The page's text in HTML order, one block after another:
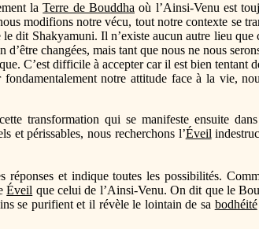
laTerre de Bouddha où l’Ainsi-Venu est
modifions notre vécu, tout notre contexte se
dit Shakyamuni. Il n’existe aucun autre lieu que
changées, mais tant que nous ne nous
C’est difficile à accepter car il est bien tentant
notre attitude face à la vie,
transformation qui se manifeste ensuite
et périssables, nous recherchons l’Éveil
et indique toutes les possibilités.
Éveil que celui de l’Ainsi-Venu. On dit que le
se purifient et il révèle le lointain de sa bodhéité